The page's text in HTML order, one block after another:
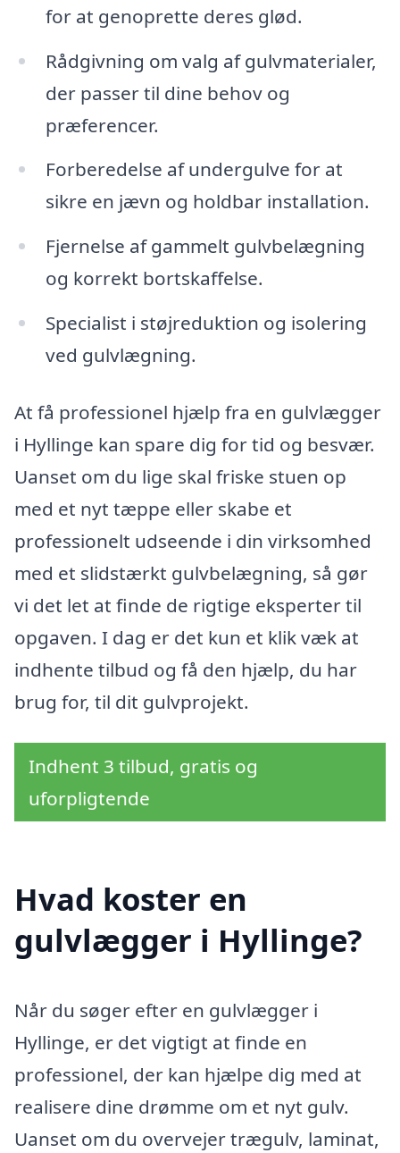
for at genoprette deres glød.
Rådgivning om valg af gulvmaterialer,
der passer til dine behov og
præferencer.
Forberedelse af undergulve for at
sikre en jævn og holdbar installation.
Fjernelse af gammelt gulvbelægning
og korrekt bortskaffelse.
Specialist i støjreduktion og isolering
ved gulvlægning.
At få professionel hjælp fra en gulvlægger
i Hyllinge kan spare dig for tid og besvær.
Uanset om du lige skal friske stuen op
med et nyt tæppe eller skabe et
professionelt udseende i din virksomhed
med et slidstærkt gulvbelægning, så gør
vi det let at finde de rigtige eksperter til
opgaven. I dag er det kun et klik væk at
indhente tilbud og få den hjælp, du har
brug for, til dit gulvprojekt.
Indhent 3 tilbud, gratis og
uforpligtende
Hvad koster en
gulvlægger i Hyllinge?
Når du søger efter en gulvlægger i
Hyllinge, er det vigtigt at finde en
professionel, der kan hjælpe dig med at
realisere dine drømme om et nyt gulv.
Uanset om du overvejer trægulv, laminat,